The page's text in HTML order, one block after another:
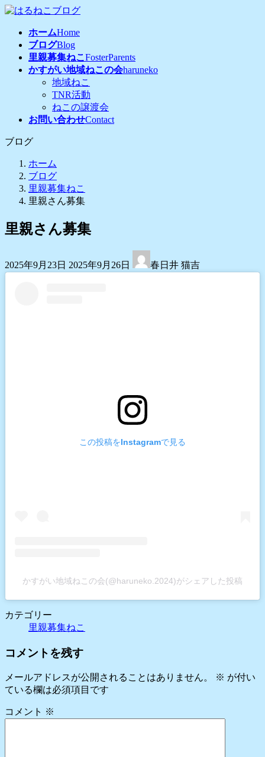
コ
ナ
ホームHome
ブログBlog
里親募集ねこ FosterParents
かすがい地域ねこの会haruneko
地域ねこ
TNR活動
ねこの譲渡会
お問い合わせContact
ブログ
ホーム
ブログ
里親募集ねこ
里親さん募集
里親さん募集
2025年9月23日 終
2025年9月26日 春日井 猫吉
この投稿をInstagramで見る
かすがい地域ねこの会(@haruneko.2024)がシェアした投稿
カテゴリー
里親募集ねこ
コメントを残す
メールアドレスが公開されることはありません。 ※ が付い
ている欄は必須項目です
コメント ※